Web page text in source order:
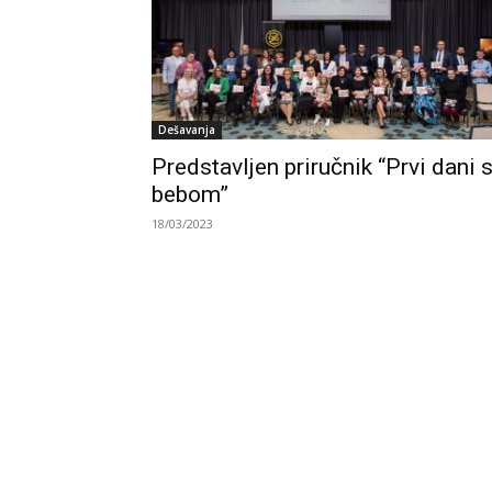
Dešavanja
Predstavljen priručnik “Prvi dani s
bebom”
18/03/2023